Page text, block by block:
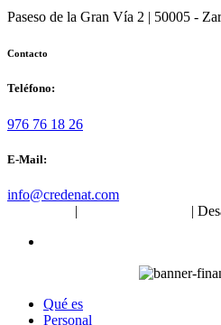
Paseso de la Gran Vía 2 | 50005 -
Contacto
Teléfono:
976 76 18 26
E-Mail:
info@credenat.com
| |
Qué es
Personal